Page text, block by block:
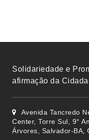
Solidariedade e
afirmação da
Avenida Tancredo
Center, Torre Sul, 9°
Árvores, Salvador-BA,